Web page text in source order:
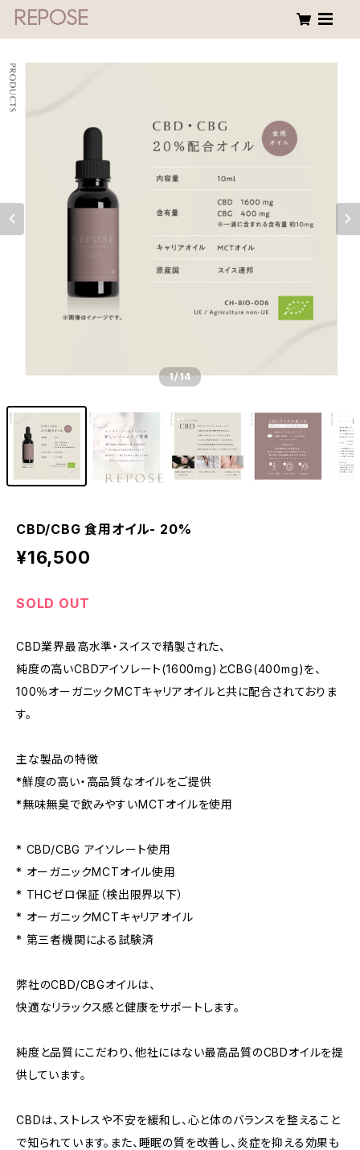
1/14
CBD/CBG 食用オイル- 20%
¥16,500
SOLD OUT
CBD業界最高水準・スイスで精製された、
純度の高いCBDアイソレート(1600mg)とCBG(400mg)を、
100％オーガニックMCTキャリアオイルと共に配合されておりま
す。
主な製品の特徴
*鮮度の高い・高品質なオイルをご提供
*無味無臭で飲みやすいMCTオイルを使用
* CBD/CBG アイソレート使用
* オーガニックMCTオイル使用
* THCゼロ保証（検出限界以下）
* オーガニックMCTキャリアオイル
* 第三者機関による試験済
弊社のCBD/CBGオイルは、
快適なリラックス感と健康をサポートします。
純度と品質にこだわり、他社にはない最高品質のCBDオイルを提
供しています。
CBDは、ストレスや不安を緩和し、心と体のバランスを整えること
で知られています。また、睡眠の質を改善し、炎症を抑える効果も